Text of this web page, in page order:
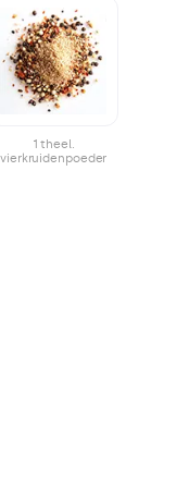
1 theel.
vierkruidenpoeder